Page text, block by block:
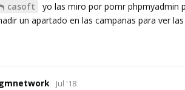
casoft
yo las miro por pomr phpmyadmin
un apartado en las campanas para ver
Jul '18